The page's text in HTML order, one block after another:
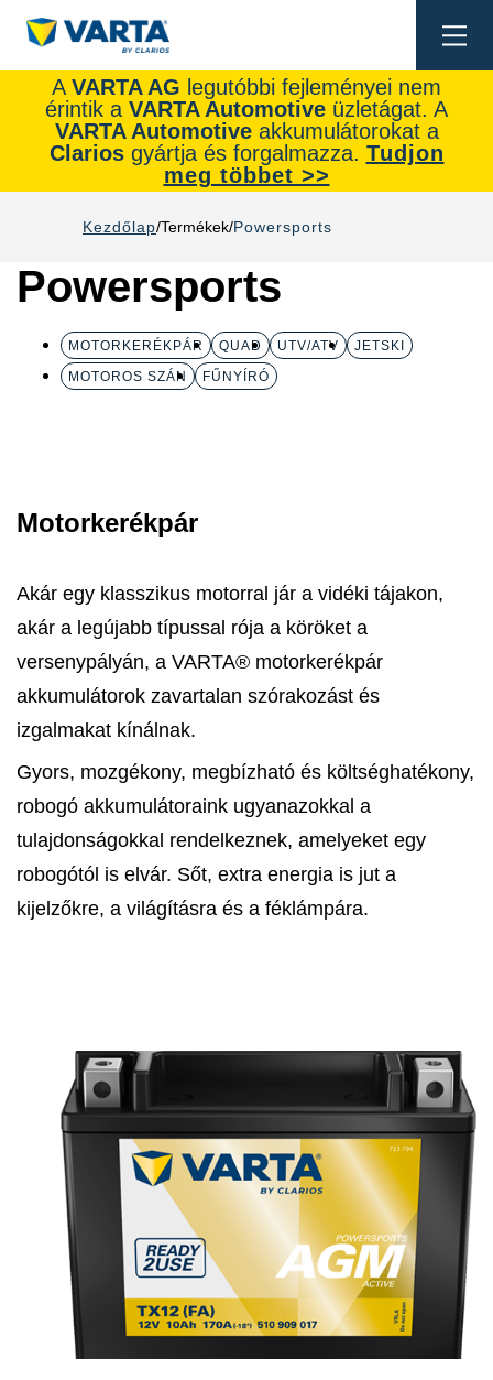
A VARTA AG legutóbbi fejleményei nem
érintik a VARTA Automotive üzletágat. A
VARTA Automotive akkumulátorokat a
Clariosgyártja és forgalmazza. Tudjon
meg többet >>
Kezdőlap Termékek Powersports
Powersports
MOTORKERÉKPÁR QUAD UTV/ATV
JETSKI
MOTOROS SZÁN
FŰNYÍRÓ
Motorkerékpár
Akár egy klasszikus motorral jár a vidéki tájakon,
akár a legújabb típussal rója a köröket a
versenypályán, a VARTA® motorkerékpár
akkumulátorok zavartalan szórakozást és
izgalmakat kínálnak.
Gyors, mozgékony, megbízható és költséghatékony,
robogó akkumulátoraink ugyanazokkal a
tulajdonságokkal rendelkeznek, amelyeket egy
robogótól is elvár. Sőt, extra energia is jut a
kijelzőkre, a világításra és a féklámpára.